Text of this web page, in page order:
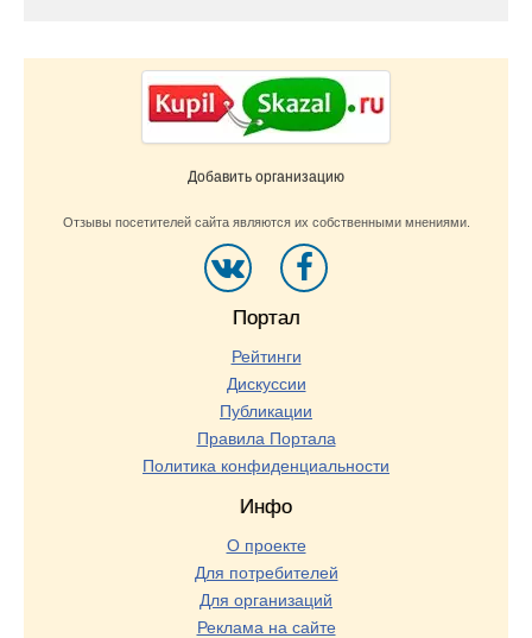
Добавить организацию
Отзывы посетителей сайта являются их собственными мнениями.
Портал
Рейтинги
Дискуссии
Публикации
Правила Портала
Политика конфиденциальности
Инфо
О проекте
Для потребителей
Для организаций
Реклама на сайте